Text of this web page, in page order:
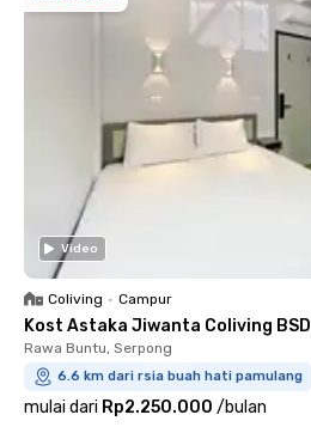
Video
Coliving • Campur
Kost Astaka Jiwanta Coliving BSD
Rawa Buntu, Serpong
6.6 km dari rsia buah hati pamulang
mulai dari Rp2.250.000 /bulan